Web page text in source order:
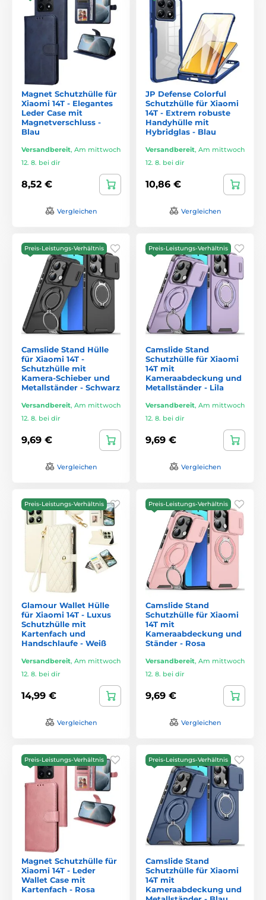
Magnet Schutzhülle für
Xiaomi 14T - Elegantes
Leder Case mit
Magnetverschluss -
Blau
Versandbereit, Am mittwoch
12. 8. bei dir
8,52 €
Vergleichen
JP Defense Colorful
Schutzhülle für Xiaomi
14T - Extrem robuste
Handyhülle mit
Hybridglas - Blau
Versandbereit, Am mittwoch
12. 8. bei dir
10,86 €
Vergleichen
Preis-Leistungs-Verhältnis
Camslide Stand Hülle
für Xiaomi 14T -
Schutzhülle mit
Kamera-Schieber und
Metallständer - Schwarz
Versandbereit, Am mittwoch
12. 8. bei dir
9,69 €
Vergleichen
Preis-Leistungs-Verhältnis
Camslide Stand
Schutzhülle für Xiaomi
14T mit
Kameraabdeckung und
Metallständer - Lila
Versandbereit, Am mittwoch
12. 8. bei dir
9,69 €
Vergleichen
Preis-Leistungs-Verhältnis
Glamour Wallet Hülle
für Xiaomi 14T - Luxus
Schutzhülle mit
Kartenfach und
Handschlaufe - Weiß
Versandbereit, Am mittwoch
12. 8. bei dir
14,99 €
Vergleichen
Preis-Leistungs-Verhältnis
Camslide Stand
Schutzhülle für Xiaomi
14T mit
Kameraabdeckung und
Ständer - Rosa
Versandbereit, Am mittwoch
12. 8. bei dir
9,69 €
Vergleichen
Preis-Leistungs-Verhältnis
Magnet Schutzhülle für
Xiaomi 14T - Leder
Wallet Case mit
Kartenfach - Rosa
Preis-Leistungs-Verhältnis
Camslide Stand
Schutzhülle für Xiaomi
14T mit
Kameraabdeckung und